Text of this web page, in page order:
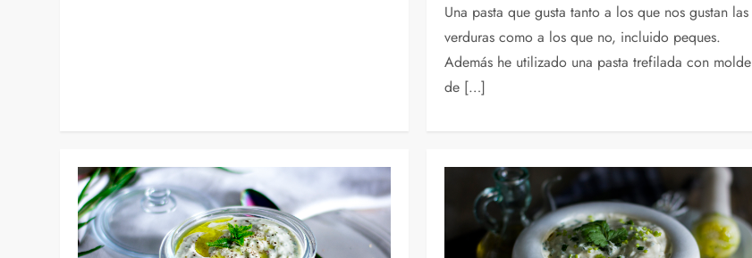
Una pasta que gusta tanto a los que nos gustan las
verduras como a los que no, incluido peques.
Además he utilizado una pasta trefilada con molde
de […]